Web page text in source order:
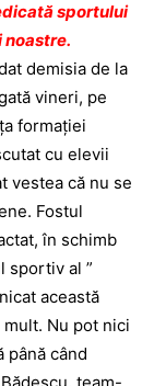
sportului
demisia de la
vineri, pe
formaţiei
cu elevii
vestea că nu se
Fostul
în schimb
sportiv al ”
această
Nu pot nici
până când